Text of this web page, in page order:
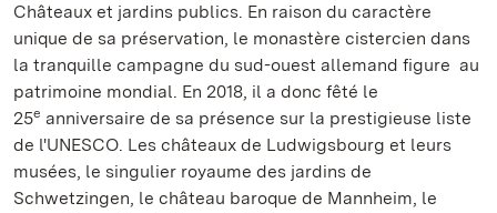
Châteaux et jardins publics. En raison du caractère
unique de sa préservation, le monastère cistercien dans
la tranquille campagne du sud-ouest allemand figure au
patrimoine mondial. En 2018, il a donc fêté le
25e anniversaire de sa présence sur la prestigieuse liste
de l'UNESCO. Les châteaux de Ludwigsbourg et leurs
musées, le singulier royaume des jardins de
Schwetzingen, le château baroque de Mannheim, le